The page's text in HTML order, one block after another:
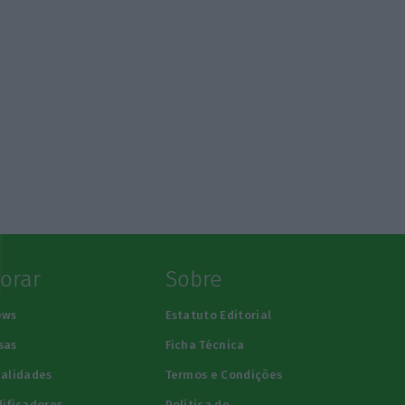
Sobre
Estatuto Editorial
Ficha Técnica
Termos e Condições